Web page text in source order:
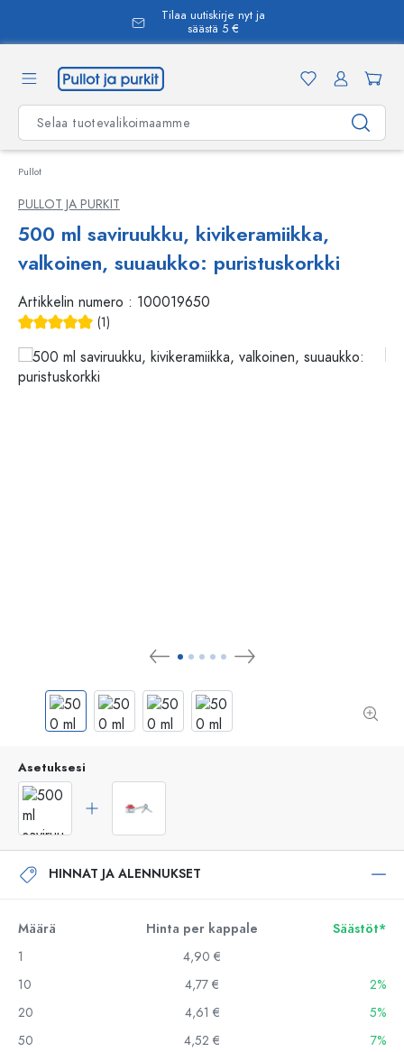
Tilaa uutiskirje nyt ja
säästä 5 €
Pullot
PULLOT JA PURKIT
500 ml saviruukku, kivikeramiikka,
valkoinen, suuaukko: puristuskorkki
Artikkelin numero : 100019650
(1)
Asetuksesi
HINNAT JA ALENNUKSET
Määrä Hinta per kappale
Säästöt*
1
4,90 €
10
4,77 €
2%
20
4,61 €
5%
50
4,52 €
7%